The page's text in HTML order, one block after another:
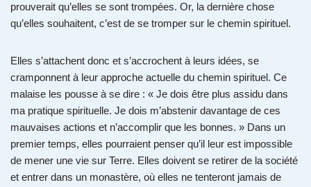
prouverait qu’elles se sont trompées. Or, la dernière chose
qu’elles souhaitent, c’est de se tromper sur le chemin spirituel.
Elles s’attachent donc et s’accrochent à leurs idées, se
cramponnent à leur approche actuelle du chemin spirituel. Ce
malaise les pousse à se dire : « Je dois être plus assidu dans
ma pratique spirituelle. Je dois m’abstenir davantage de ces
mauvaises actions et n’accomplir que les bonnes. » Dans un
premier temps, elles pourraient penser qu’il leur est impossible
de mener une vie sur Terre. Elles doivent se retirer de la société
et entrer dans un monastère, où elles ne tenteront jamais de